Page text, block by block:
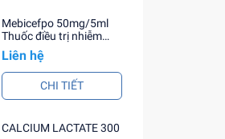
Mebicefpo 50mg/5ml
Thuốc điều trị nhiễm
khuẩn
Liên hệ
CHI TIẾT
CALCIUM LACTATE 300